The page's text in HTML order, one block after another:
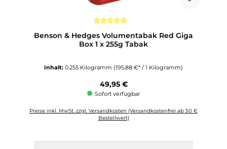
Benson & Hedges Volumentabak Red Giga
Box 1 x 255g Tabak
Inhalt: 0.255 Kilogramm (195,88 €* / 1 Kilogramm)
Regulärer Preis:
49,95 €
Sofort verfügbar
Preise inkl. MwSt. zzgl. Versandkosten (Versandkostenfrei ab 50 €
Bestellwert)